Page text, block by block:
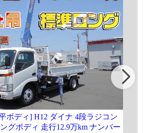
ボディ] H12 ダイナ 4段ラジコン
グボディ 走行12.9万km ナンバー